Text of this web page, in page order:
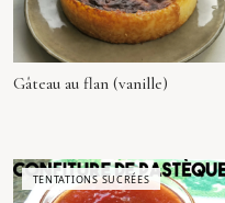
Gâteau au flan (vanille)
TENTATIONS SUCRÉES